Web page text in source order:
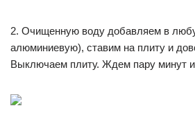
2. Очищенную воду добавляем в
алюминиевую), ставим на плиту и
Выключаем плиту. Ждем пару минут